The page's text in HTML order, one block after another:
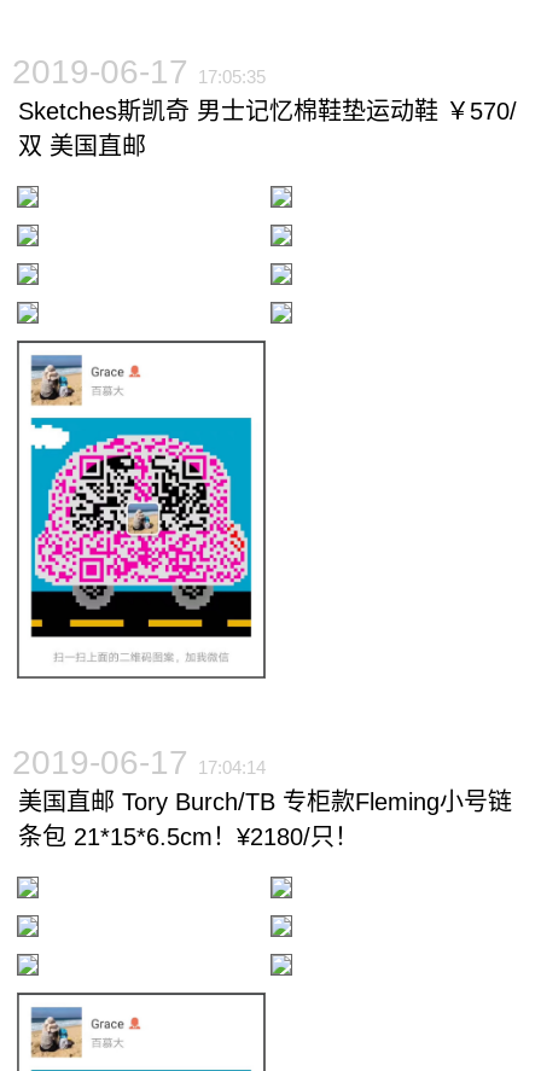
2019-06-17 17:05:35
Sketches斯凯奇 男士记忆棉鞋垫运动鞋 ￥570/
双 美国直邮
2019-06-17 17:04:14
美国直邮 Tory Burch/TB 专柜款Fleming小号链
条包 21*15*6.5cm！¥2180/只！